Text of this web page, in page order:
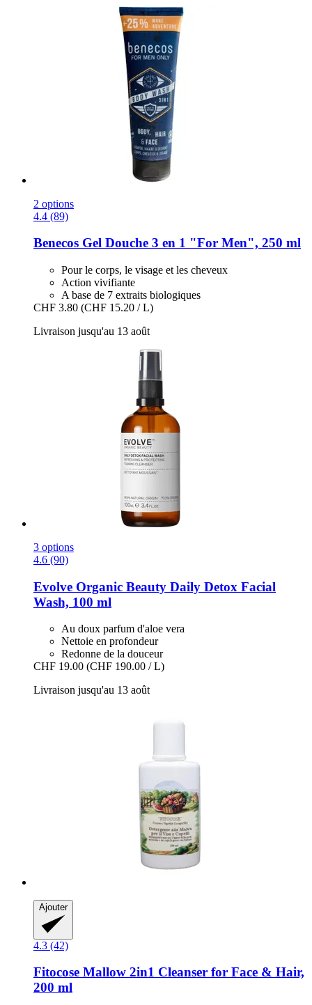
2 options
4.4 (89)
Benecos Gel Douche 3 en 1 "For Men", 250 ml
Pour le corps, le visage et les cheveux
Action vivifiante
A base de 7 extraits biologiques
CHF 3.80 (CHF 15.20 / L)
Livraison jusqu'au 13 août
3 options
4.6 (90)
Evolve Organic Beauty Daily Detox Facial
Wash, 100 ml
Au doux parfum d'aloe vera
Nettoie en profondeur
Redonne de la douceur
CHF 19.00 (CHF 190.00 / L)
Livraison jusqu'au 13 août
Ajouter
4.3 (42)
Fitocose Mallow 2in1 Cleanser for Face & Hair,
200 ml